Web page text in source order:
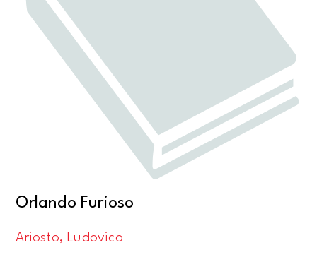
Orlando Furioso
Ariosto, Ludovico